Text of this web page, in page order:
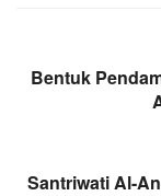
Bentuk
Santriwati Al-